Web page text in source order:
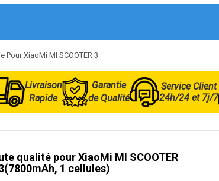
Pour XiaoMi MI SCOOTER 3
Livraison
Rapide
Garantie
de Qualité
Service Client
24h/24 et 7j/7
qualité pour XiaoMi MI SCOOTER
1 cellules)